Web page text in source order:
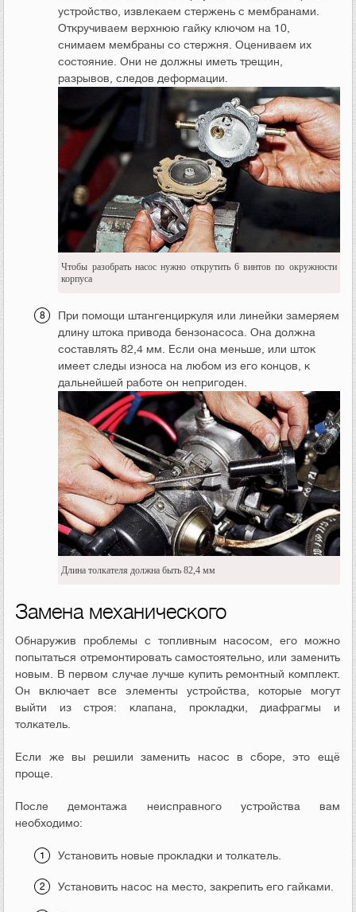
устройство, извлекаем стержень с мембранами.
Откручиваем верхнюю гайку ключом на 10,
снимаем мембраны со стержня. Оцениваем их
состояние. Они не должны иметь трещин,
разрывов, следов деформации.
Чтобы разобрать насос нужно открутить 6 винтов по окружности
корпуса
При помощи штангенциркуля или линейки замеряем
длину штока привода бензонасоса. Она должна
составлять 82,4 мм. Если она меньше, или шток
имеет следы износа на любом из его концов, к
дальнейшей работе он непригоден.
Длина толкателя должна быть 82,4 мм
Замена механического
Обнаружив проблемы с топливным насосом, его можно
попытаться отремонтировать самостоятельно, или заменить
новым. В первом случае лучше купить ремонтный комплект.
Он включает все элементы устройства, которые могут
выйти из строя: клапана, прокладки, диафрагмы и
толкатель.
Если же вы решили заменить насос в сборе, это ещё
проще.
После демонтажа неисправного устройства вам
необходимо:
Установить новые прокладки и толкатель.
Установить насос на место, закрепить его гайками.